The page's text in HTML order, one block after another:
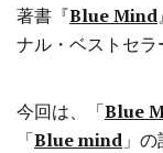
著書『Blue Mind
ナル・ベストセラ
今回は、「Blue
「Blue mind 」